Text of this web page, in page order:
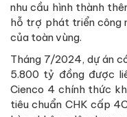
nhu cầu hình thành
hỗ trợ phát triển công
của toàn vùng.
Tháng 7/2024, dự án
5.800 tỷ đồng được
Cienco 4 chính thức
tiêu chuẩn CHK cấp